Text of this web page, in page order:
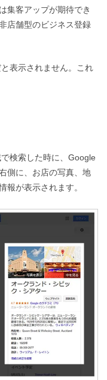
集客アップが期待でき
店舗型のビジネス登録
表示されません。これ
検索した時に、Google
側に、お店の写真、地
報が表示されます。